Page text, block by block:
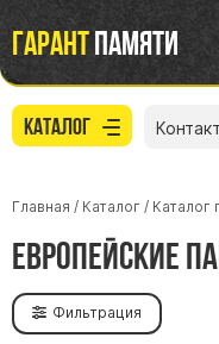
Гарантпамяти
Каталог
Главная / Каталог / Каталог
Европейские
Фильтрация